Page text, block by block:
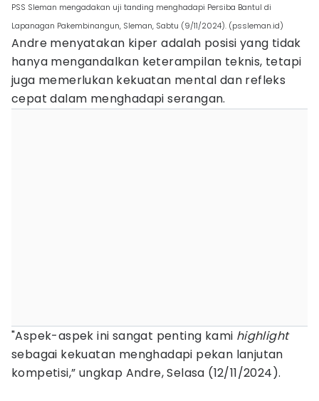
PSS Sleman mengadakan uji tanding menghadapi Persiba Bantul di
Lapanagan Pakembinangun, Sleman, Sabtu (9/11/2024). (pssleman.id)
Andre menyatakan kiper adalah posisi yang tidak
hanya mengandalkan keterampilan teknis, tetapi
juga memerlukan kekuatan mental dan refleks
cepat dalam menghadapi serangan.
"Aspek-aspek ini sangat penting kami highlight
sebagai kekuatan menghadapi pekan lanjutan
kompetisi,” ungkap Andre, Selasa (12/11/2024).